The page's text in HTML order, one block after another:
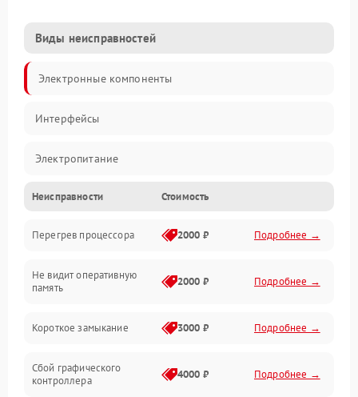
Виды неисправностей
Электронные компоненты
Интерфейсы
Электропитание
Корпус/Герметичность
Механика
ПО/Микропрограмма
Неисправности Стоимость
Перегрев процессора 2000 ₽ Подробнее →
Не видит оперативную
память
2000 ₽ Подробнее →
Короткое замыкание 3000 ₽ Подробнее →
Сбой графического
контроллера
4000 ₽ Подробнее →